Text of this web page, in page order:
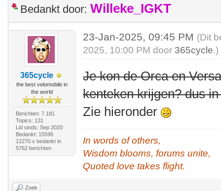
Bedankt door: Willeke_IGKT
365cycle
the best velomobile in
the world
Berichten: 7.181
Topics: 131
Lid sinds: Sep 2020
Bedankt: 15596
12270 x bedankt in
5762 berichten
23-Jan-2025, 09:45 PM (Dit
2025, 10:00 PM door 365cycle.)
Je kon de Orca en
kenteken krijgen? dus
Zie hieronder
In words of others,
Wisdom blooms, forums unite,
Quoted love takes flight.
Zoek